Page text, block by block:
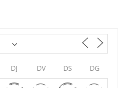
DJ DV DS DG